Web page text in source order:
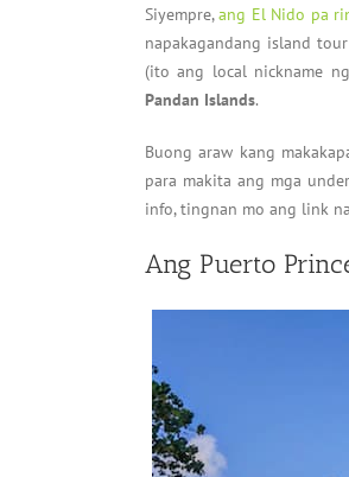
Siyempre,ang El Nido pa
napakagandang island
(ito ang local nickname
Pandan Islands.
Buong araw kang
para makita ang mga
info, tingnan mo ang link
Ang Puerto